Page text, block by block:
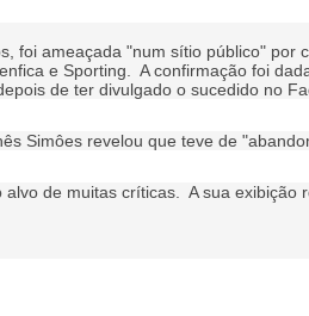
foi ameaçada "num sítio público" por
e Sporting. A confirmação foi
de ter divulgado o sucedido no
Simôes revelou que teve de
de muitas críticas. A sua exibição